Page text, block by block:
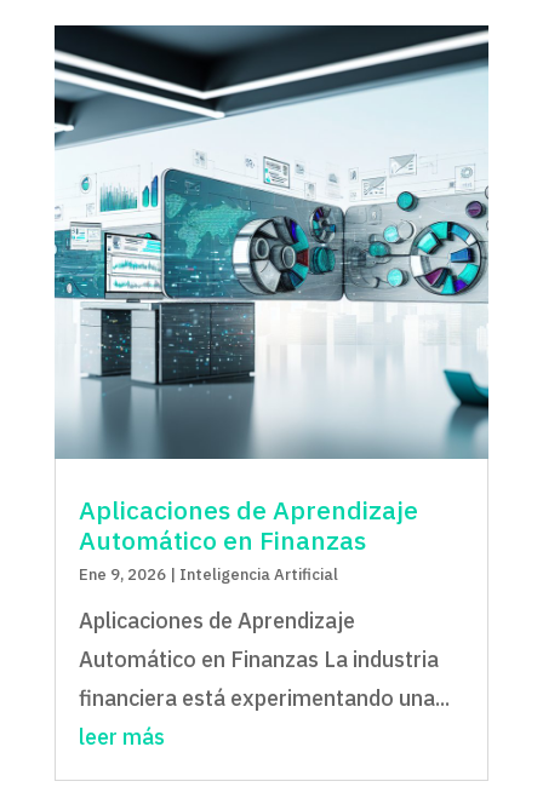
Aplicaciones de Aprendizaje
Automático en Finanzas
Ene 9, 2026| Inteligencia Artificial
Aplicaciones de Aprendizaje
Automático en Finanzas La industria
financiera está experimentando una...
leer más